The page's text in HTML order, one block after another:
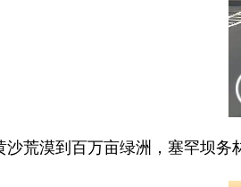
漠到百万亩绿洲，塞罕坝务林